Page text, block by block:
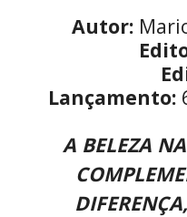
Autor:
Lançamento:
A BELEZA